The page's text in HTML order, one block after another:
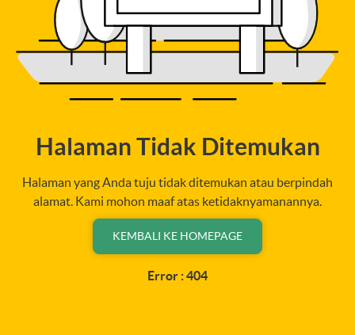
Halaman Tidak Ditemukan
Halaman yang Anda tuju tidak ditemukan atau berpindah
alamat. Kami mohon maaf atas ketidaknyamanannya.
KEMBALI KE HOMEPAGE
Error : 404